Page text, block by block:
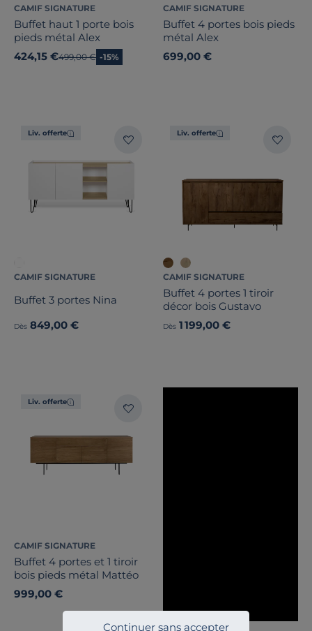
Continuer sans accepter
CAMIF SIGNATURE
Buffet haut 1 porte bois
pieds métal Alex
424,15 €Ancien prix
499,00 € -15%
CAMIF SIGNATURE
Buffet 4 portes bois pieds
métal Alex
699,00 €
Liv. offerte
CAMIF SIGNATURE
Buffet 3 portes Nina
Dès 849,00 €
Liv. offerte
CAMIF SIGNATURE
Buffet 4 portes 1 tiroir
décor bois Gustavo
Dès 1 199,00 €
Liv. offerte
CAMIF SIGNATURE
Buffet 4 portes et 1 tiroir
bois pieds métal Mattéo
999,00 €
Hauteur
Profondeur
Nombre de portes
Marque
Note des clients
Pays de fabrication